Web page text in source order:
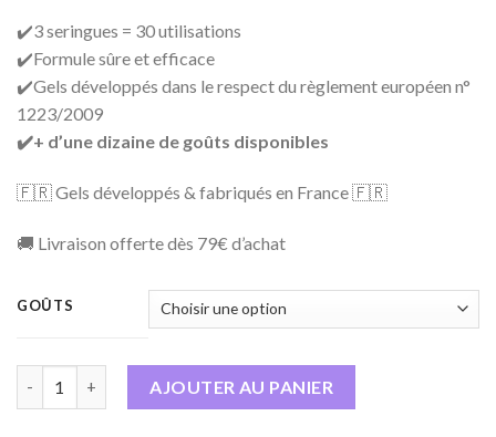
✔️3 seringues = 30 utilisations
✔️Formule sûre et efficace
✔️Gels développés dans le respect du règlement européen n°
1223/2009
✔️+ d’une dizaine de goûts disponibles
🇫🇷 Gels développés & fabriqués en France 🇫🇷
🚚 Livraison offerte dès 79€ d’achat
GOÛTS
AJOUTER AU PANIER